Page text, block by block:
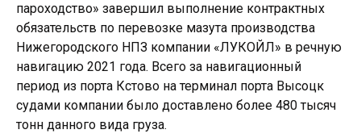
пароходство» завершил выполнение контрактных
обязательств по перевозке мазута производства
Нижегородского НПЗ компании «ЛУКОЙЛ» в речную
навигацию 2021 года. Всего за навигационный
период из порта Кстово на терминал порта Высоцк
судами компании было доставлено более 480 тысяч
тонн данного вида груза.